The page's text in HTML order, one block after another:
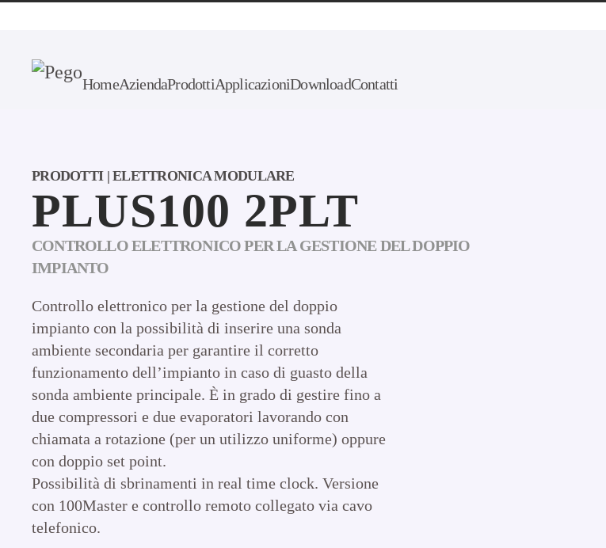
HomeAziendaProdottiApplicazioniDownloadContatti
PRODOTTI | ELETTRONICA MODULARE
PLUS100 2PLT
CONTROLLO ELETTRONICO PER LA GESTIONE DEL DOPPIO
IMPIANTO
Controllo elettronico per la gestione del doppio
impianto con la possibilità di inserire una sonda
ambiente secondaria per garantire il corretto
funzionamento dell’impianto in caso di guasto della
sonda ambiente principale. È in grado di gestire fino a
due compressori e due evaporatori lavorando con
chiamata a rotazione (per un utilizzo uniforme) oppure
con doppio set point.
Possibilità di sbrinamenti in real time clock. Versione
con 100Master e controllo remoto collegato via cavo
telefonico.